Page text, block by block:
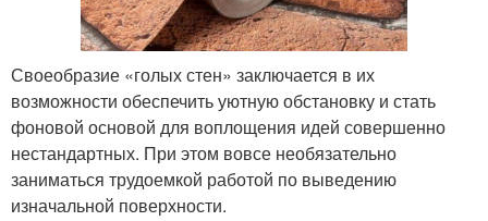
Своеобразие «голых стен» заключается в их
возможности обеспечить уютную обстановку и стать
фоновой основой для воплощения идей совершенно
нестандартных. При этом вовсе необязательно
заниматься трудоемкой работой по выведению
изначальной поверхности.